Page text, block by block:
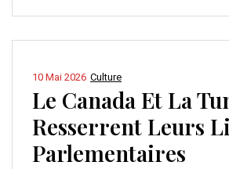
Culture
10 Mai 2026
Le Canada Et La
Resserrent Leurs
Parlementaires